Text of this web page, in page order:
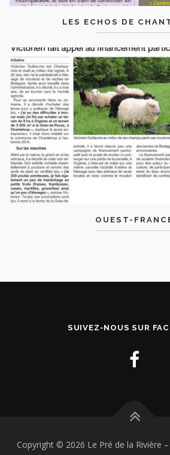
LES ECHOS DE
OUEST-
SUIVEZ-NOUS SUR
Copyright © 2026 Le Pré de la Rivière –